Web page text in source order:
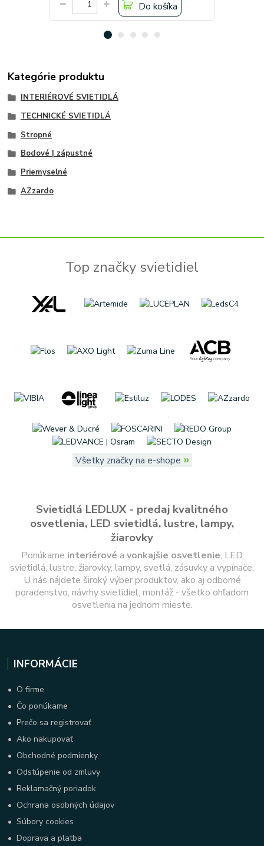
Do košíka
Kategórie produktu
INTERIÉROVÉ SVIETIDLÁ
TECHNICKÉ SVIETIDLÁ
Stropné
Bodové | zápustné
Priemyselné
AZzardo
Top značky svietidiel
Všetky značky na e-shope »
Svietidlá LEDLUX - predaj kvalitného
osvetlenia, LED svietidlá, lustre, lampy,
žiarovky
Ponúkame interiérové a vonkajšie osvetlenie, LED
svietidlá, lustre, žiarovky, lampy, svetlá, zásuvky a vypínače.
U nás nájdete široký výber produktov, ako aj odborné
poradenstvo, návrhy svietidiel, montáž - všetko ohľadom
osvetlenia na jednom mieste.
INFORMÁCIE
• O firme
• Čo ponúkame
•Prečo sa registrovať
•Ako nakupovať
• Obchodné podmienky
• Odstúpenie od zmluvy
•Reklamačný poriadok
• Ochrana osobných údajov
•Súbory cookies
•Doprava a platba